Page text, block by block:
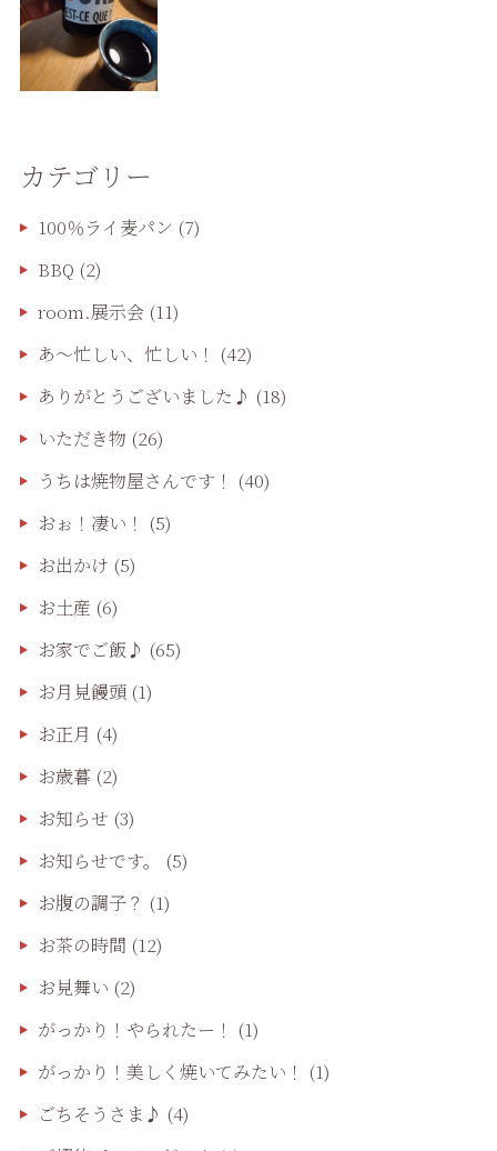
カテゴリー
100％ライ麦パン (7)
BBQ (2)
room.展示会(11)
あ〜忙しい、忙しい！ (42)
ありがとうございました♪ (18)
いただき物 (26)
うちは焼物屋さんです！ (40)
おぉ！凄い！ (5)
お出かけ (5)
お土産 (6)
お家でご飯♪ (65)
お月見饅頭(1)
お正月 (4)
お歳暮 (2)
お知らせ (3)
お知らせです。
(5)
お腹の調子？ (1)
お茶の時間 (12)
お見舞い (2)
がっかり！やられたー！ (1)
がっかり！美しく焼いてみたい！ (1)
ごちそうさま♪ (4)